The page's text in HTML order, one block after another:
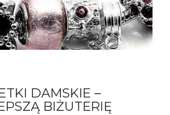
DAMSKIE –
BIŻUTERIĘ